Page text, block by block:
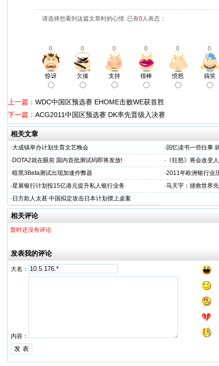
请选择您看到这篇文章时的心情: 已有0人表态：
0 0 0 0 0 0
惊讶 欠揍 支持 很棒 愤怒 搞笑
上一篇： WDC中国区预选赛 EHOME击败WE获首胜
下一篇： ACG2011中国区预选赛 DK率先晋级入决赛
相关文章
·大成镇举办计划生育文艺晚会 · 回忆读书一些往事
· DOTA2就在眼前 国内首批测试码即将发放! · 《狂怒》将会改变
·暗黑3Beta测试出现加速作弊器 ·2011年欧洲银行业
·星展银行计划投15亿港元提升私人银行业务 ·马天宇：拯救世界
· 日方欺人太甚 中国拟定攻击日本计划摆上桌案
相关评论
暂时还没有评论
发表我的评论
大名：
内容：